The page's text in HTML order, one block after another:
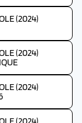
(2024)
(2024)
(2024)